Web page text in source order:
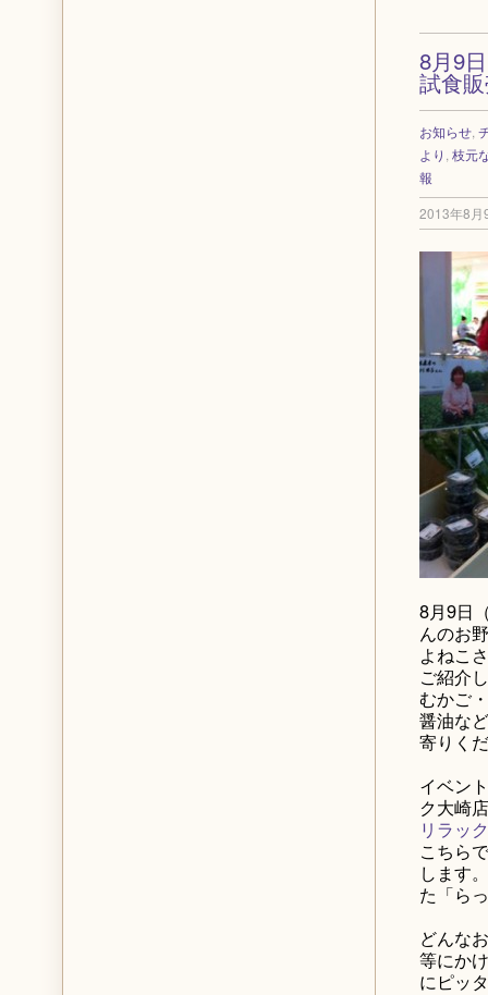
8月9
試食
お知らせ,
より 枝元
報
2013年8月
8月9日
んのお
よねこ
ご紹介
むかご
醤油な
寄りく
イベン
ク大崎
リラッ
こちら
します
た「ら
どんな
等にか
にピッ